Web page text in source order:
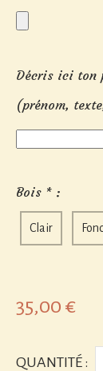
Décris ici ton
(prénom,
Bois * :
Clair
35,00 €
QUANTITÉ :